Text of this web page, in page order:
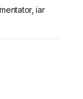
iar